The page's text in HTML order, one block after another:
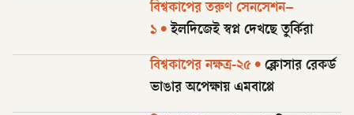
বিশ্বকাপের তরুণ সেনসেশন–
১ • ইলদিজেই স্বপ্ন দেখছে তুর্কিরা
বিশ্বকাপের নক্ষত্র-২৫ • ক্লোসার রেকর্ড
ভাঙার অপেক্ষায় এমবাপ্পে